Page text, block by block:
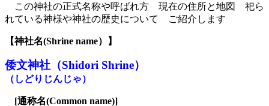
この神社の正式名称や呼ばれ方 現在の住所と地図 祀ら
れている神様や神社の歴史について ご紹介します
【神社名(Shrine name） 】
倭文神社 （Shidori Shrine）
（ しどりじんじゃ）
[通称名(Common name)]